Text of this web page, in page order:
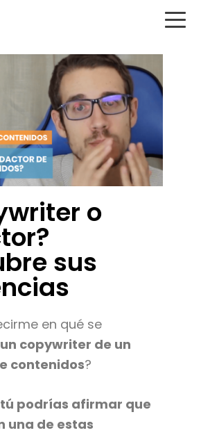
o
sus
en qué se
copywriter de un
contenidos?
podrías afirmar que
una de estas